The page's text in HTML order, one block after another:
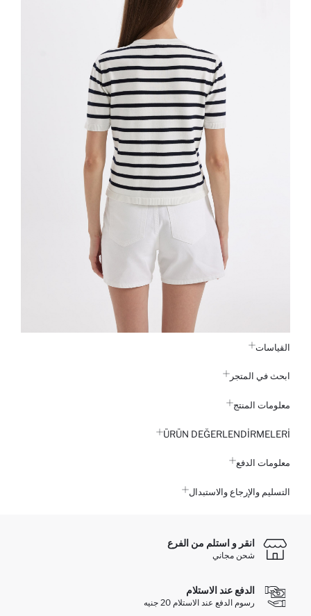
القياسات
ابحث في المتجر
معلومات المنتج
ÜRÜN DEĞERLENDİRMELERİ
معلومات الدفع
التسليم والإرجاع والاستبدال
انقر و استلم من الفرع
شحن مجاني
الدفع عند الاستلام
رسوم الدفع عند الاستلام 20 جنيه